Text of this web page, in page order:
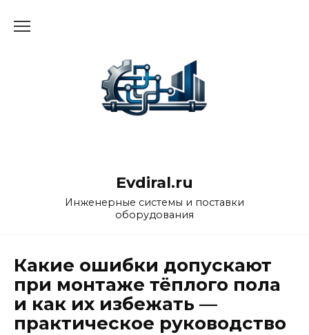
Evdiral.ru
Инженерные системы и поставки
оборудования
Какие ошибки допускают
при монтаже тёплого пола
и как их избежать —
практическое руководство